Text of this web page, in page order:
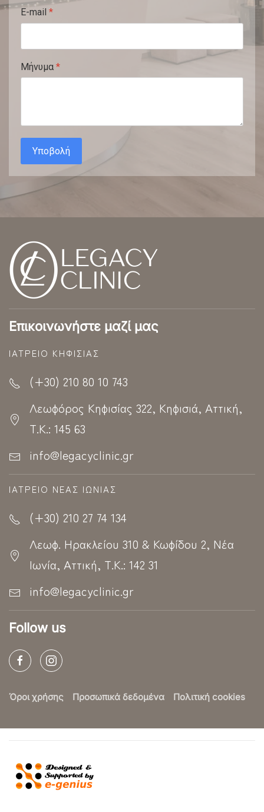
E-mail *
Μήνυμα *
Υποβολή
Επικοινωνήστε μαζί μας
ΙΑΤΡΕΊΟ ΚΗΦΙΣΊΑΣ
(+30) 210 80 10 743
Λεωφόρος Κηφισίας 322, Κηφισιά, Αττική,
Τ.Κ.: 145 63
info@legacyclinic.gr
ΙΑΤΡΕΊΟ ΝΈΑΣ ΙΩΝΊΑΣ
(+30) 210 27 74 134
Λεωφ. Ηρακλείου 310 & Κωφίδου 2, Νέα
Ιωνία, Αττική, Τ.Κ.: 142 31
info@legacyclinic.gr
Follow us
Όροι χρήσης Προσωπικά δεδομένα Πολιτική cookies